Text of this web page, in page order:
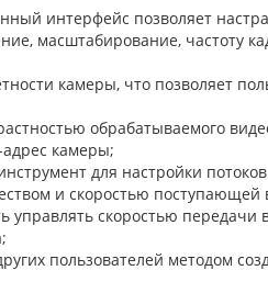
интерфейс позволяет
масштабирование, частоту
камеры, что позволяет
обрабатываемого
адрес камеры;
для настройки
и скоростью
управлять скоростью
пользователей методом